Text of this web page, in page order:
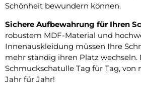
Schönheit bewundern können.
Sichere Aufbewahrung für Ihren
robustem MDF-Material und
Innenauskleidung müssen Ihre
mehr ständig ihren Platz wechseln.
Schmuckschatulle Tag für Tag, von
Jahr für Jahr!